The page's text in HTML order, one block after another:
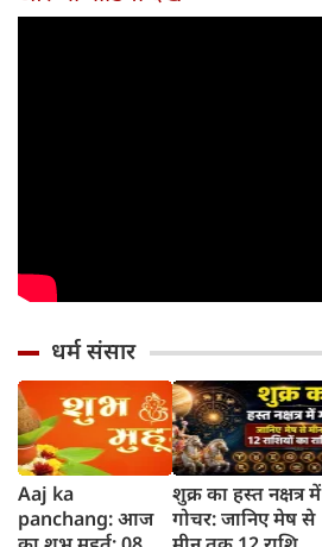
धर्म संसार
Aaj ka
panchang: आज
शुक्र का हस्त नक्षत्र में
गोचर: जानिए मेष से